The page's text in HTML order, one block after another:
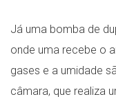
Já uma bomba de
onde uma recebe o
gases e a umidade
câmara, que realiza